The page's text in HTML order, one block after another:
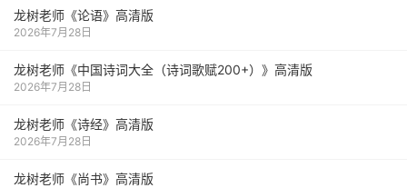
龙树老师《论语》高清版
2026年7月28日
龙树老师《中国诗词大全（诗词歌赋200+）》高清版
2026年7月28日
龙树老师《诗经》高清版
2026年7月28日
龙树老师《尚书》高清版